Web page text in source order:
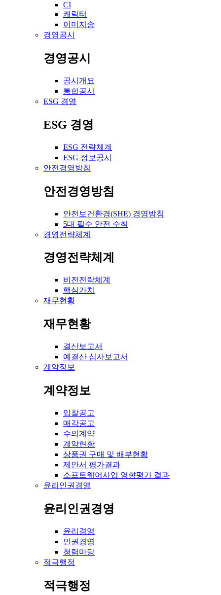
CI
캐릭터
이미지송
경영공시
경영공시
공시개요
통합공시
ESG 경영
ESG 경영
ESG 전략체계
ESG 정보공시
안전경영방침
안전경영방침
안전보건환경(SHE) 경영방침
5대 필수 안전 수칙
경영전략체계
경영전략체계
비전전략체계
핵심가치
재무현황
재무현황
결산보고서
예결산 심사보고서
계약정보
계약정보
입찰공고
매각공고
수의계약
계약현황
상품권 구매 및 배부현황
제안서 평가결과
소프트웨어사업 영향평가 결과
윤리인권경영
윤리인권경영
윤리경영
인권경영
청렴마당
적극행정
적극행정